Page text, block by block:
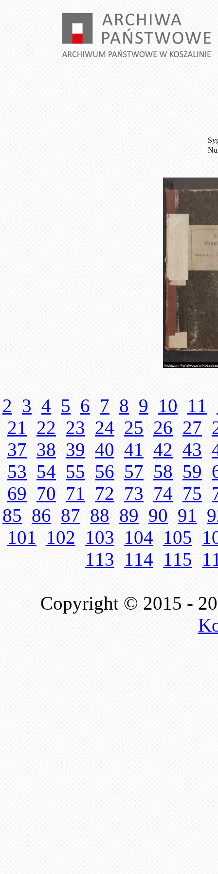
2 3 4 5 6 7 8 9 10 11
21 22 23 24 25 26 27
37 38 39 40 41 42 43
53 54 55 56 57 58 59
69 70 71 72 73 74 75
85 86 87 88 89 90 91
101
102 103 104 105
113 114 115
Copyright © 2015 -